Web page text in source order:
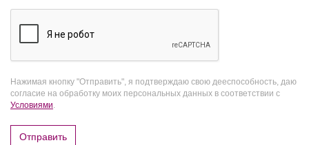
Нажимая кнопку "Отправить", я подтверждаю свою дееспособность, даю
согласие на обработку моих персональных данных в соответствии с
Условиями.
Отправить